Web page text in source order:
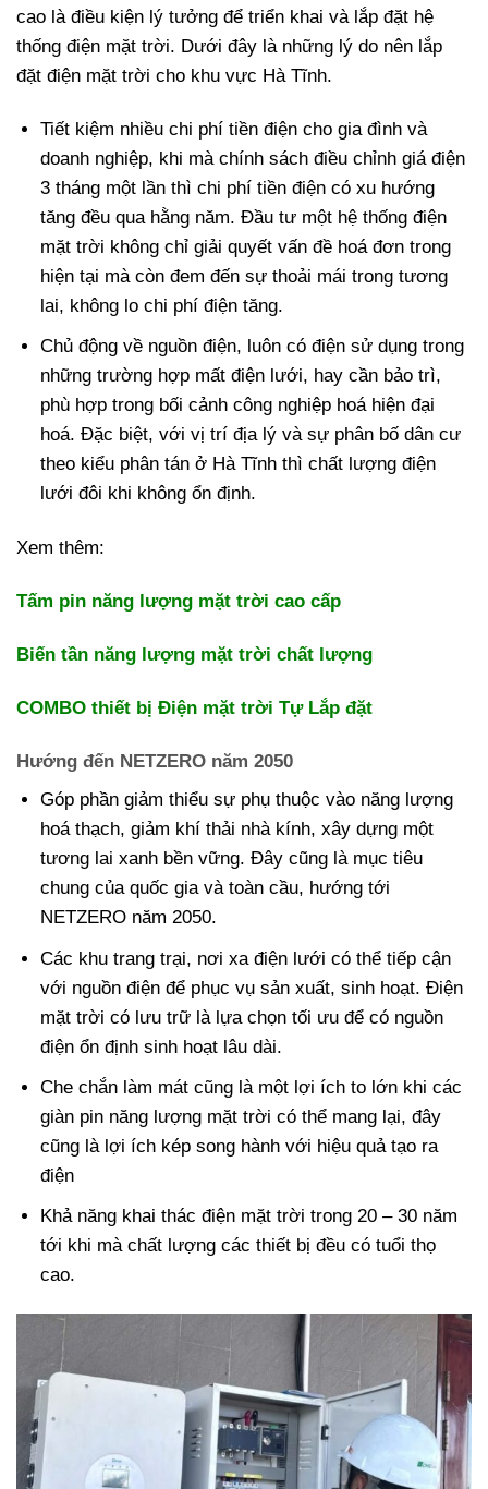
cao là điều kiện lý tưởng để triển khai và lắp đặt hệ
thống điện mặt trời. Dưới đây là những lý do nên lắp
đặt điện mặt trời cho khu vực Hà Tĩnh.
Tiết kiệm nhiều chi phí tiền điện cho gia đình và
doanh nghiệp, khi mà chính sách điều chỉnh giá điện
3 tháng một lần thì chi phí tiền điện có xu hướng
tăng đều qua hằng năm. Đầu tư một hệ thống điện
mặt trời không chỉ giải quyết vấn đề hoá đơn trong
hiện tại mà còn đem đến sự thoải mái trong tương
lai, không lo chi phí điện tăng.
Chủ động về nguồn điện, luôn có điện sử dụng trong
những trường hợp mất điện lưới, hay cần bảo trì,
phù hợp trong bối cảnh công nghiệp hoá hiện đại
hoá. Đặc biệt, với vị trí địa lý và sự phân bố dân cư
theo kiểu phân tán ở Hà Tĩnh thì chất lượng điện
lưới đôi khi không ổn định.
Xem thêm:
Tấm pin năng lượng mặt trời cao cấp
Biến tần năng lượng mặt trời chất lượng
COMBO thiết bị Điện mặt trời Tự Lắp đặt
Hướng đến NETZERO năm 2050
Góp phần giảm thiểu sự phụ thuộc vào năng lượng
hoá thạch, giảm khí thải nhà kính, xây dựng một
tương lai xanh bền vững. Đây cũng là mục tiêu
chung của quốc gia và toàn cầu, hướng tới
NETZERO năm 2050.
Các khu trang trại, nơi xa điện lưới có thể tiếp cận
với nguồn điện để phục vụ sản xuất, sinh hoạt. Điện
mặt trời có lưu trữ là lựa chọn tối ưu để có nguồn
điện ổn định sinh hoạt lâu dài.
Che chắn làm mát cũng là một lợi ích to lớn khi các
giàn pin năng lượng mặt trời có thể mang lại, đây
cũng là lợi ích kép song hành với hiệu quả tạo ra
điện
Khả năng khai thác điện mặt trời trong 20 – 30 năm
tới khi mà chất lượng các thiết bị đều có tuổi thọ
cao.